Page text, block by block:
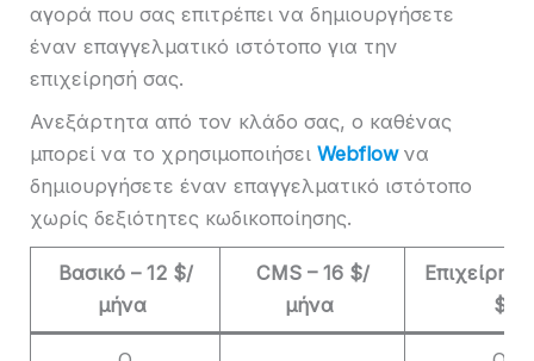
αγορά που σας επιτρέπει να δημιουργήσετε
έναν επαγγελματικό ιστότοπο για την
επιχείρησή σας.
Ανεξάρτητα από τον κλάδο σας, ο καθένας
μπορεί να το χρησιμοποιήσει Webflowνα
δημιουργήσετε έναν επαγγελματικό ιστότοπο
χωρίς δεξιότητες κωδικοποίησης.
Βασικό – 12 $/
μήνα
CMS – 16 $/
μήνα
$